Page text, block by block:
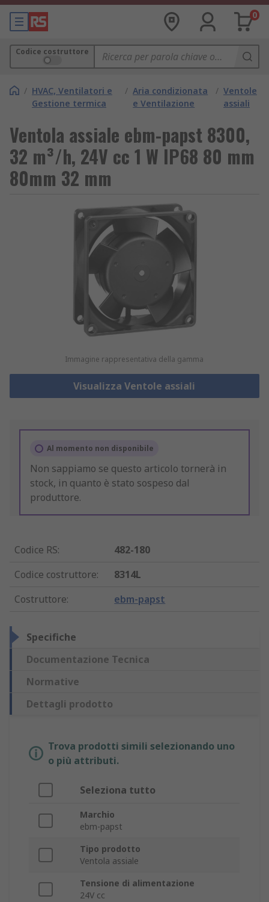
0
Codice costruttore
/ HVAC, Ventilatori e
Gestione termica
/ Aria condizionata
e Ventilazione
/ Ventole
assiali
Ventola assiale ebm-papst 8300,
32 m³/h, 24V cc 1 W IP68 80 mm
80mm 32 mm
Immagine rappresentativa della gamma
Visualizza Ventole assiali
Al momento non disponibile
Non sappiamo se questo articolo tornerà in
stock, in quanto è stato sospeso dal
produttore.
Codice RS:
482-180
Codice costruttore:
8314L
Costruttore: ebm-papst
Specifiche
Documentazione Tecnica
Normative
Dettagli prodotto
Trova prodotti simili selezionando uno
o più attributi.
Seleziona tutto
Marchio
ebm-papst
Tipo prodotto
Ventola assiale
Tensione di alimentazione
24V cc